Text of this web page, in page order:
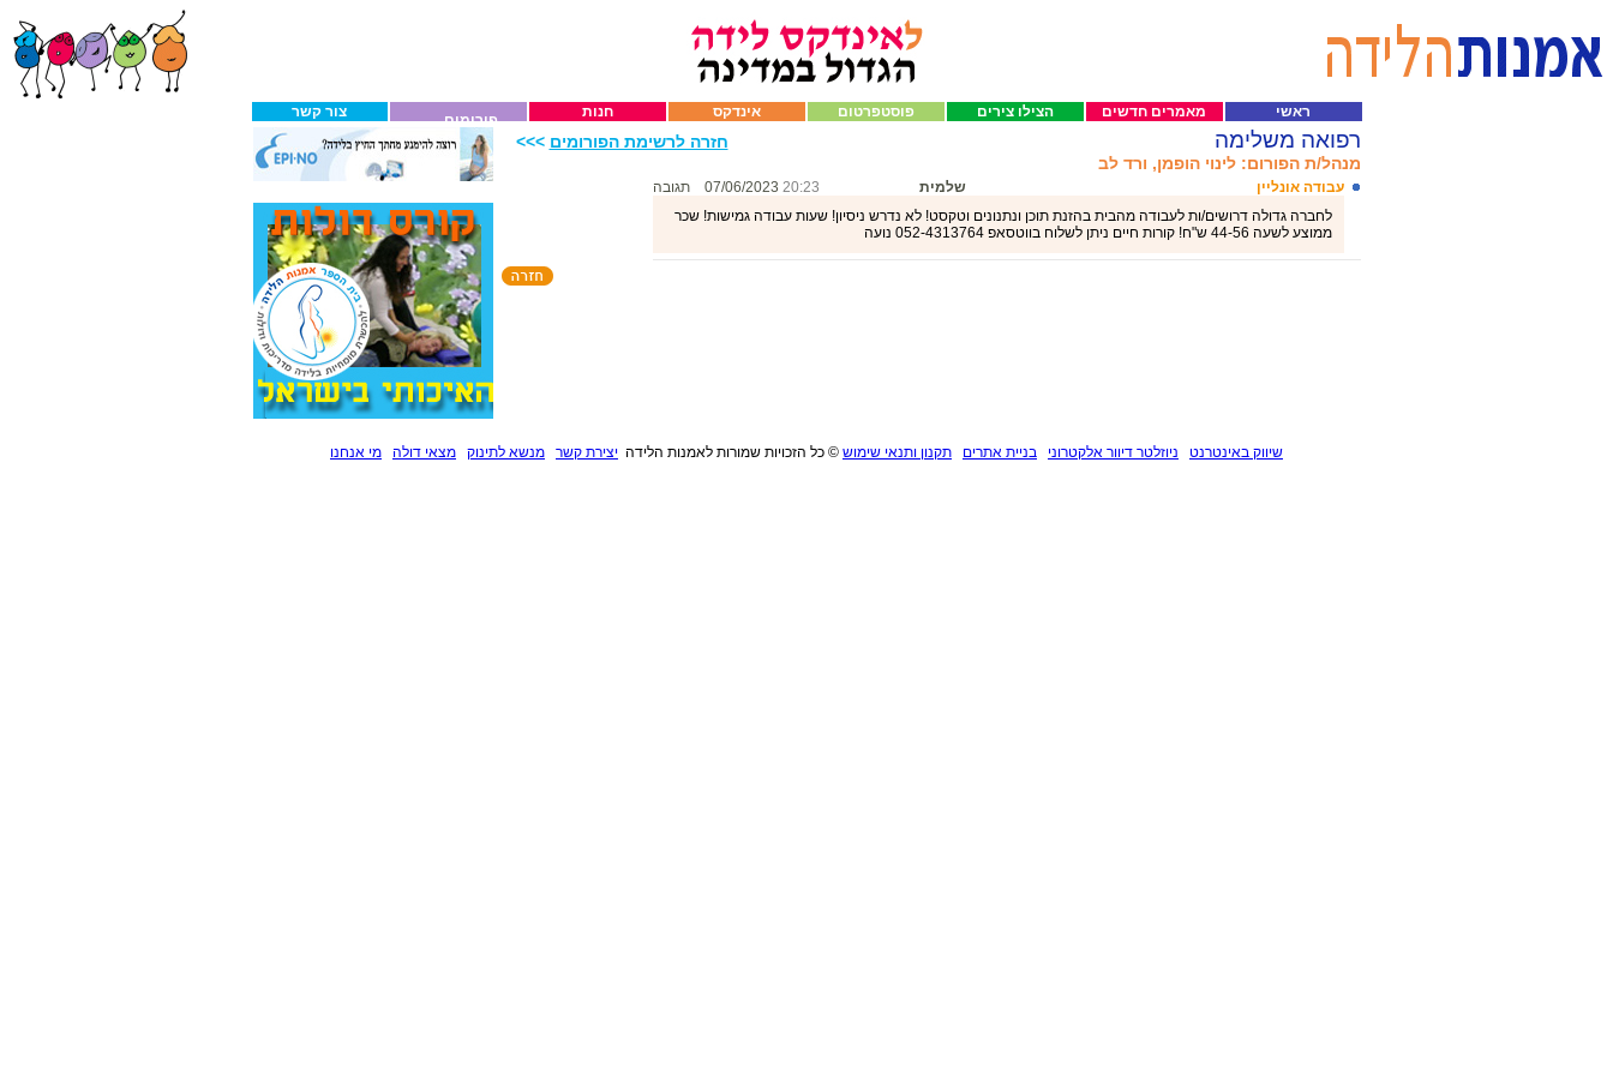
צור קשר פורומים חנות אינדקס פוסטפרטום הצילו צירים מאמרים חדשים ראשי
חזרה לרשימת הפורומים >>> רפואה משלימה
מנהל/ת הפורום: לינוי הופמן, ורד לב
עבודה אונליין שלמית 20:23
תגובה
לחברה גדולה דרושים/ות לעבודה מהבית בהזנת תוכן ונתנונים וטקסט! לא נדרש ניסיון! שעות עבודה גמישות! שכר
ממוצע לשעה 44-56 ש"ח! קורות חיים ניתן לשלוח בווטסאפ 052-4313764 נועה
שיווק באינטרנט ניוזלטר דיוור אלקטרוני בניית אתרים תקנון ותנאי שימוש © כל הזכויות שמורות לאמנות הלידה יצירת קשר מנשא לתינוק מצאי דולה מי אנחנו